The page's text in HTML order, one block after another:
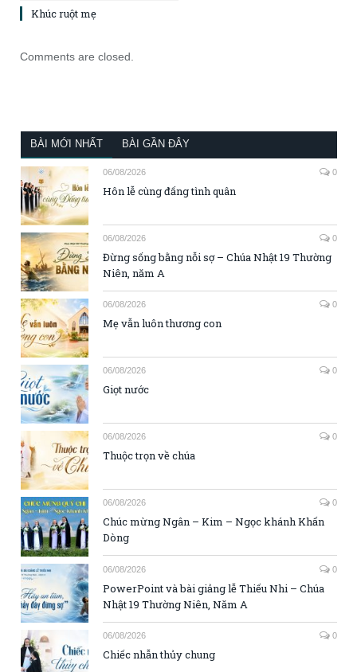
Khúc ruột mẹ
Comments are closed.
BÀI MỚI NHẤT BÀI GẦN ĐÂY
06/08/2026 0
Hôn lễ cùng đấng tình quân
06/08/2026 0
Đừng sống bằng nỗi sợ – Chúa Nhật 19 Thường
Niên, năm A
06/08/2026 0
Mẹ vẫn luôn thương con
06/08/2026 0
Giọt nước
06/08/2026 0
Thuộc trọn về chúa
06/08/2026 0
Chúc mừng Ngân – Kim – Ngọc khánh Khấn
Dòng
06/08/2026 0
PowerPoint và bài giảng lễ Thiếu Nhi – Chúa
Nhật 19 Thường Niên, Năm A
06/08/2026 0
Chiếc nhẫn thủy chung